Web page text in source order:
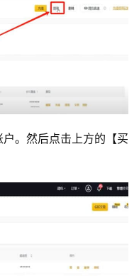
。然后点击上方的【买